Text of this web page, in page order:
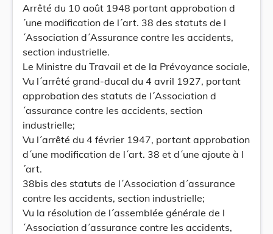
Arrêté du 10 août 1948 portant approbation d
´une modification de l´art. 38 des statuts de l
´Association d´Assurance contre les accidents,
section industrielle.
Le Ministre du Travail et de la Prévoyance sociale,
Vu l´arrêté grand-ducal du 4 avril 1927, portant
approbation des statuts de l´Association d
´assurance contre les accidents, section
industrielle;
Vu l´arrêté du 4 février 1947, portant approbation
d´une modification de l´art. 38 et d´une ajoute à l
´art.
38bis des statuts de l´Association d´assurance
contre les accidents, section industrielle;
Vu la résolution de l´assemblée générale de l
´Association d´assurance contre les accidents,